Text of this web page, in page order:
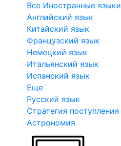
Все Иностранные языки
Английский язык
Китайский язык
Французский язык
Немецкий язык
Итальянский язык
Испанский язык
Еще
Русский язык
Стратегия поступления
Астрономия